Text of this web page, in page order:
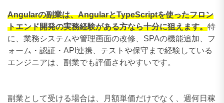
Angularの副業は、AngularとTypeScriptを使ったフロン
トエンド開発の実務経験がある方なら十分に狙えます。特
に、業務システムや管理画面の改修、SPAの機能追加、フ
ォーム・認証・API連携、テストや保守まで経験している
エンジニアは、副業でも評価されやすいです。
副業として受ける場合は、月額単価だけでなく、週何日稼